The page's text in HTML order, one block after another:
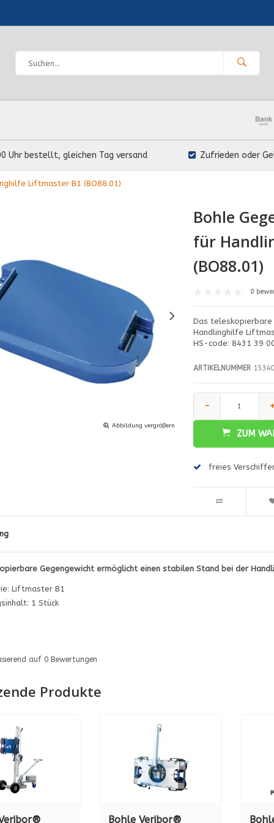
Uhr bestellt, gleichen Tag versand Zufrieden oder
Liftmaster B1 (BO88.01)
Abbildung vergrößern
Bohle
für
(BO88.01)
0
Das
Handlinghilfe
HS-code: 8431 39
ARTIKELNUMMER
-
ZUM
freies
Gegengewicht ermöglicht einen stabilen Stand bei der
Liftmaster B1
1 Stück
auf 0Bewertungen
Produkte
Bohle Veribor®